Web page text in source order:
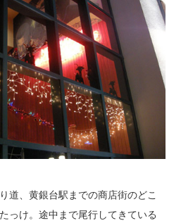
道、黄銀台駅までの商店街のどこ
っけ。途中まで尾行してきている